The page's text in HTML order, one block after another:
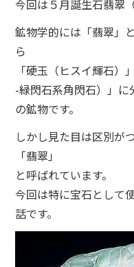
今回は５月誕生石翡翠
鉱物学的には「翡翠」
ら
「硬玉（ヒスイ輝石）
-緑閃石系角閃石）」
の鉱物です。
しかし見た目は区別が
「翡翠」
と呼ばれています。
今回は特に宝石として
話です。